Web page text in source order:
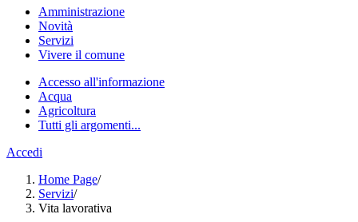
Amministrazione
Novità
Servizi
Vivere il comune
Accesso all'informazione
Acqua
Agricoltura
Tutti gli argomenti...
Accedi
Home Page/
Servizi/
Vita lavorativa